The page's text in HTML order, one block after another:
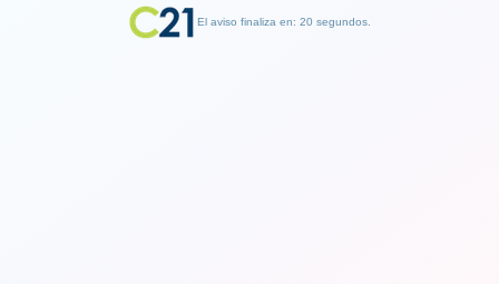
El aviso finaliza en: 19 segundos.